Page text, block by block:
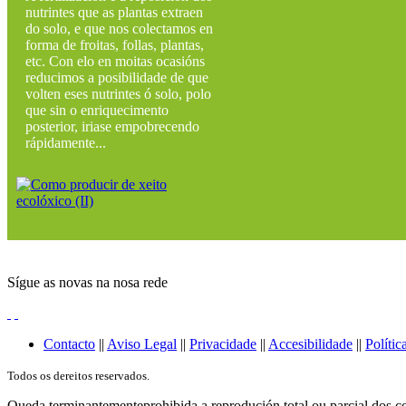
nutrintes que as plantas extraen
do solo, e que nos colectamos en
forma de froitas, follas, plantas,
etc. Con elo en moitas ocasións
reducimos a posibilidade de que
volten eses nutrintes ó solo, polo
que sin o enriquecimento
posterior, iriase empobrecendo
rápidamente...
Sígue as novas na nosa rede
Contacto || Aviso Legal || Privacidade || Accesibilidade ||
Todos os dereitos reservados.